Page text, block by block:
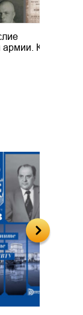
Книга